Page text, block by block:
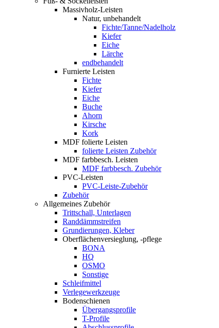
Massivholz-Leisten
Natur, unbehandelt
Fichte/Tanne/Nadelholz
Kiefer
Eiche
Lärche
endbehandelt
Furnierte Leisten
Fichte
Kiefer
Eiche
Buche
Ahorn
Kirsche
Kork
MDF folierte Leisten
folierte Leisten Zubehör
MDF farbbesch. Leisten
MDF farbbesch. Zubehör
PVC-Leisten
PVC-Leiste-Zubehör
Zubehör
Allgemeines Zubehör
Trittschall, Unterlagen
Randdämmstreifen
Grundierungen, Kleber
Oberflächenversieglung, -pflege
BONA
HQ
OSMO
Sonstige
Schleifmittel
Verlegewerkzeuge
Bodenschienen
Übergangsprofile
T-Profile